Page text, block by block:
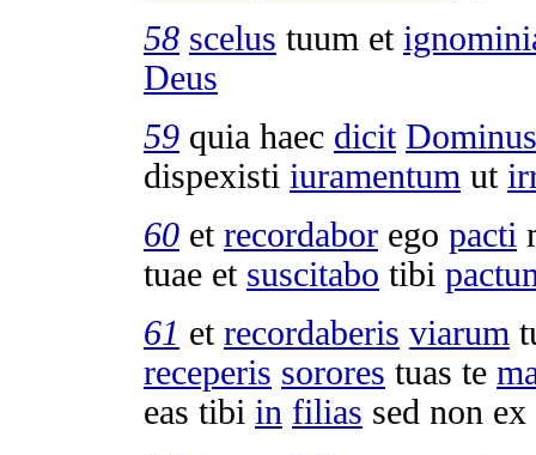
58 scelus tuum et
Deus
59 quia haec dicit Dominus
dispexisti iuramentum ut
60 et recordabor ego pacti
tuae et suscitabo tibi
61 et recordaberis viarum
receperis sorores tuas te
eas tibi in filias sed non ex